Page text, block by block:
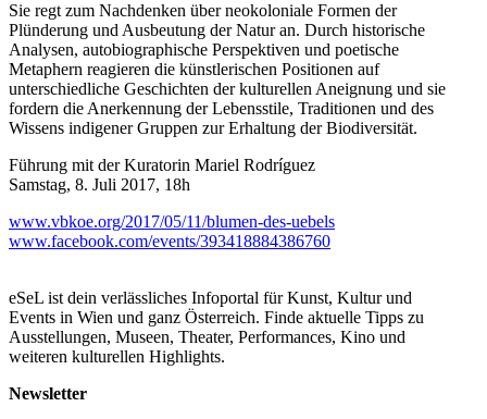
Sie regt zum Nachdenken über neokoloniale Formen der
Plünderung und Ausbeutung der Natur an. Durch historische
Analysen, autobiographische Perspektiven und poetische
Metaphern reagieren die künstlerischen Positionen auf
unterschiedliche Geschichten der kulturellen Aneignung und sie
fordern die Anerkennung der Lebensstile, Traditionen und des
Wissens indigener Gruppen zur Erhaltung der Biodiversität.
Führung mit der Kuratorin Mariel Rodríguez
Samstag, 8. Juli 2017, 18h
www.vbkoe.org/2017/05/11/blumen-des-uebels
www.facebook.com/events/393418884386760
eSeL ist dein verlässliches Infoportal für Kunst, Kultur und
Events in Wien und ganz Österreich. Finde aktuelle Tipps zu
Ausstellungen, Museen, Theater, Performances, Kino und
weiteren kulturellen Highlights.
Newsletter